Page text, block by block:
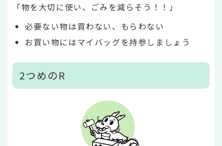
「物を大切に使い、ごみを減らそう！！」
必要ない物は買わない、もらわない
お買い物にはマイバッグを持参しましょう
2つめのR